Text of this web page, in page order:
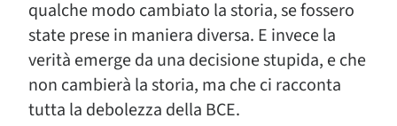
qualche modo cambiato la storia, se fossero
state prese in maniera diversa. E invece la
verità emerge da una decisione stupida, e che
non cambierà la storia, ma che ci racconta
tutta la debolezza della BCE.